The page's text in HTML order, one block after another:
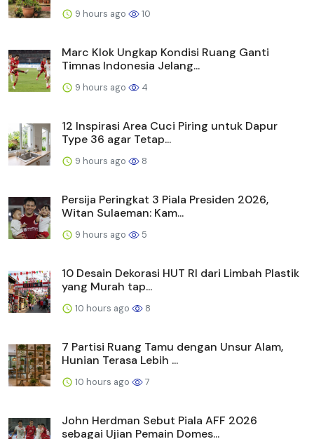
9 hours ago 10
Marc Klok Ungkap Kondisi Ruang Ganti
Timnas Indonesia Jelang...
9 hours ago 4
12 Inspirasi Area Cuci Piring untuk Dapur
Type 36 agar Tetap...
9 hours ago 8
Persija Peringkat 3 Piala Presiden 2026,
Witan Sulaeman: Kam...
9 hours ago 5
10 Desain Dekorasi HUT RI dari Limbah Plastik
yang Murah tap...
10 hours ago 8
7 Partisi Ruang Tamu dengan Unsur Alam,
Hunian Terasa Lebih ...
10 hours ago 7
John Herdman Sebut Piala AFF 2026
sebagai Ujian Pemain Domes...